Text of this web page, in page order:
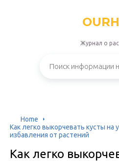
Журнал о
Home
Как легко выкорчевать кусты на
избавления от растений
Как легко